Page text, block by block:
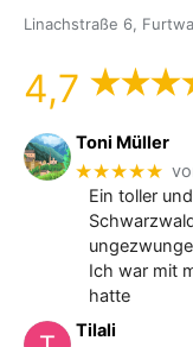
Linachstraße 6,
4,7
Toni Müller
★★★★★
Ein toller
Ich war mit
hatte
Tilali